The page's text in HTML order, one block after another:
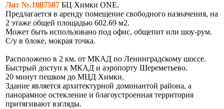
Лот №.1087587 БЦ Химки ONE.
Предлагается в аренду помещение свободного назначения, на
2 этаже общей площадью 602.69 м2.
Может быть использовано под офис, общепит или шоу-рум.
С/у в блоке, мокрая точка.
Расположено в 2 км. от МКАД по Ленинградскому шоссе.
Быстрый доступ к МКАД и аэропорту Шереметьево.
20 минут пешком до МЦД Химки.
Здание является архитектурной доминантой района, а
панорамное остекление и благоустроенная территория
притягивают взгляды.